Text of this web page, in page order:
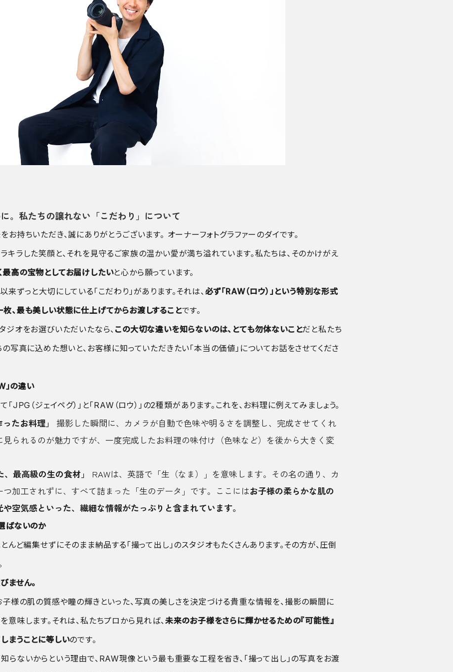
。私たちの譲れない「こだわり」について
お持ちいただき、誠にありがとうございます。 オーナーフォトグラファーのダイです。
キラした笑顔と、それを見守るご家族の温かい愛が満ち溢れています。私たちは、そのかけがえ
最高の宝物としてお届けしたいと心から願っています。
来ずっと大切にしている「こだわり」があります。それは、必ず「RAW（ロウ）」という特別な形式
、最も美しい状態に仕上げてからお渡しすることです。
ジオをお選びいただいたなら、この大切な違いを知らないのは、とても勿体ないことだと私たち
の写真に込めた想いと、お客様に知っていただきたい「本当の価値」についてお話をさせてくださ
」の違い
JPG（ジェイペグ）」と「RAW（ロウ）」の2種類があります。これを、お料理に例えてみましょう。
たお料理」 撮影した瞬間に、カメラが自動で色味や明るさを調整し、完成させてくれ
られるのが魅力ですが、一度完成したお料理の味付け（色味など）を後から大きく変
最高級の生の食材」
RAWは、英語で「生（なま）」を意味します。その名の通り、カ
加工されずに、すべて詰まった「生のデータ」です。ここにはお子様の柔らかな肌の
空気感といった、繊細な情報がたっぷりと含まれています。
ばないのか
んど編集せずにそのまま納品する「撮って出し」のスタジオもたくさんあります。その方が、圧倒
ません。
様の肌の質感や瞳の輝きといった、写真の美しさを決定づける貴重な情報を、撮影の瞬間に
意味します。それは、私たちプロから見れば、未来のお子様をさらに輝かせるための『可能性』
まうことに等しいのです。
らないからという理由で、RAW現像という最も重要な工程を省き、「撮って出し」の写真をお渡